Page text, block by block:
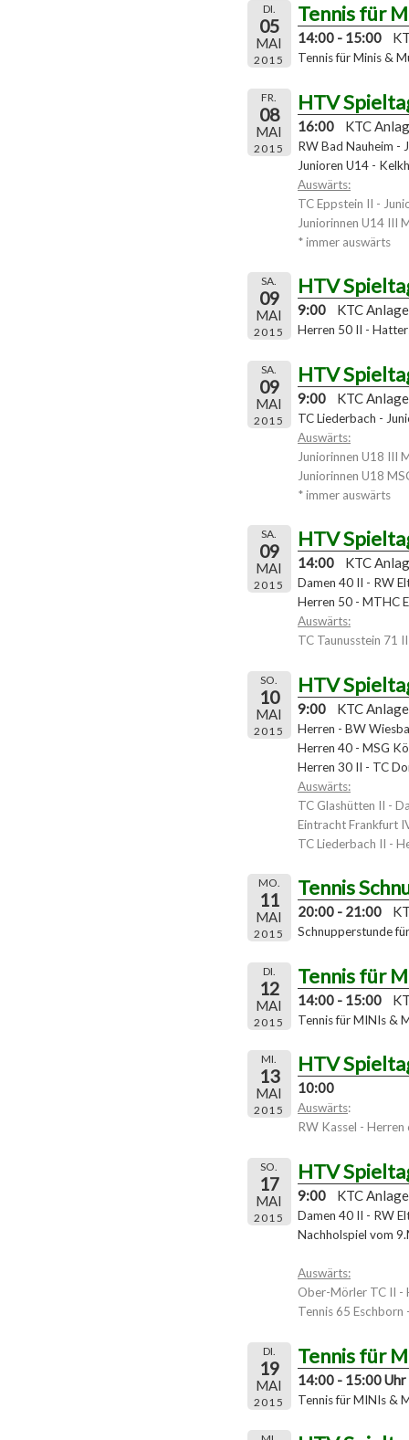
DI.
05
MAI
2015
Tennis für
14:00 - 15:00
Tennis für Minis &
FR.
08
MAI
2015
HTV
16:00 KTC
RW Bad Nauheim -
Junioren U14 -
Auswärts:
TC Eppstein II -
Juniorinnen U14 III
* immer auswärts
SA.
09
MAI
2015
HTV
9:00 KTC Anlage
Herren 50 II -
SA.
09
MAI
2015
HTV
9:00 KTC Anlage
TC Liederbach -
Auswärts:
Juniorinnen U18 III
Juniorinnen U18
* immer auswärts
SA.
09
MAI
2015
HTV
14:00 KTC
Damen 40 II - RW
Herren 50 - MTHC
Auswärts:
TC Taunusstein 71
SO.
10
MAI
2015
HTV
9:00 KTC Anlage
Herren - BW
Herren 40 - MSG
Herren 30 II - TC
Auswärts:
TC Glashütten II -
Eintracht Frankfurt
TC Liederbach II -
MO.
11
MAI
2015
Tennis
20:00 - 21:00
Schnupperstunde
DI.
12
MAI
2015
Tennis für
14:00 - 15:00
Tennis für MINIs &
MI.
13
MAI
2015
HTV
10:00
Auswärts:
RW Kassel - Herren
SO.
17
MAI
2015
HTV
9:00 KTC Anlage
Damen 40 II - RW
Nachholspiel vom
Auswärts:
Ober-Mörler TC II -
Tennis 65 Eschborn
DI.
19
MAI
2015
Tennis für
14:00 - 15:00 Uhr
Tennis für MINIs &